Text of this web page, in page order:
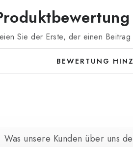
Sie der Erste, der einen
BEWERTUNG